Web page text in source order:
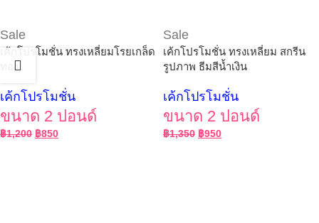
Sale
เค้กโปรโมชั่น ทรงเหลี่ยมโรยเกล็ด
เค้กโปรโมชั่น
ขนาด 2 ปอนด์
฿1,200 ฿850
Sale
เค้กโปรโมชั่น ทรงเหลี่ยม สกรีน
รูปภาพ ธีมสีน้ำเงิน
เค้กโปรโมชั่น
ขนาด 2 ปอนด์
฿1,350 ฿950